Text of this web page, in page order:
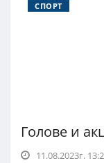
СПОРТ
Голове и
11.08.2023г.